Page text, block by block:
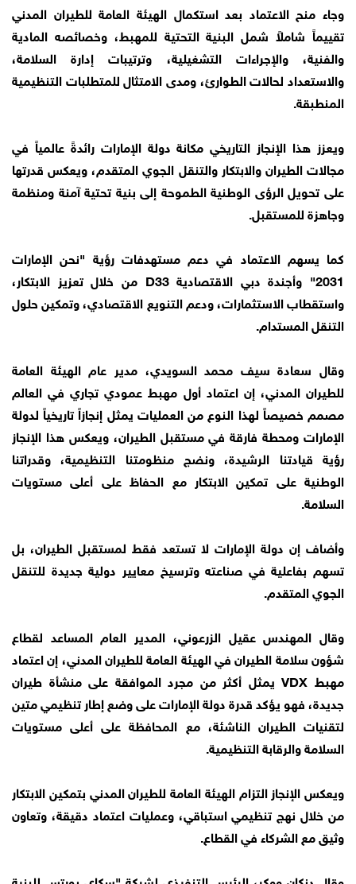
وجاء منح الاعتماد بعد استكمال الهيئة العامة للطيران المدني
تقييماً شاملاً شمل البنية التحتية للمهبط، وخصائصه المادية
والفنية، والإجراءات التشغيلية، وترتيبات إدارة السلامة،
والاستعداد لحالات الطوارئ، ومدى الامتثال للمتطلبات التنظيمية
المنطبقة.
ويعزز هذا الإنجاز التاريخي مكانة دولة الإمارات رائدةً عالمياً في
مجالات الطيران والابتكار والتنقل الجوي المتقدم، ويعكس قدرتها
على تحويل الرؤى الوطنية الطموحة إلى بنية تحتية آمنة ومنظمة
وجاهزة للمستقبل.
كما يسهم الاعتماد في دعم مستهدفات رؤية "نحن الإمارات
2031" وأجندة دبي الاقتصادية D33 من خلال تعزيز الابتكار،
واستقطاب الاستثمارات، ودعم التنويع الاقتصادي، وتمكين حلول
التنقل المستدام.
وقال سعادة سيف محمد السويدي، مدير عام الهيئة العامة
للطيران المدني، إن اعتماد أول مهبط عمودي تجاري في العالم
مصمم خصيصاً لهذا النوع من العمليات يمثل إنجازاً تاريخياً لدولة
الإمارات ومحطة فارقة في مستقبل الطيران، ويعكس هذا الإنجاز
رؤية قيادتنا الرشيدة، ونضج منظومتنا التنظيمية، وقدراتنا
الوطنية على تمكين الابتكار مع الحفاظ على أعلى مستويات
السلامة.
وأضاف إن دولة الإمارات لا تستعد فقط لمستقبل الطيران، بل
تسهم بفاعلية في صناعته وترسيخ معايير دولية جديدة للتنقل
الجوي المتقدم.
وقال المهندس عقيل الزرعوني، المدير العام المساعد لقطاع
شؤون سلامة الطيران في الهيئة العامة للطيران المدني، إن اعتماد
مهبط VDX يمثل أكثر من مجرد الموافقة على منشأة طيران
جديدة، فهو يؤكد قدرة دولة الإمارات على وضع إطار تنظيمي متين
لتقنيات الطيران الناشئة، مع المحافظة على أعلى مستويات
السلامة والرقابة التنظيمية.
ويعكس الإنجاز التزام الهيئة العامة للطيران المدني بتمكين الابتكار
من خلال نهج تنظيمي استباقي، وعمليات اعتماد دقيقة، وتعاون
وثيق مع الشركاء في القطاع.